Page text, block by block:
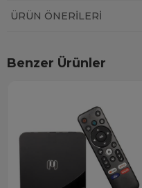
ÜRÜN ÖNERILERI
Benzer Ürünler